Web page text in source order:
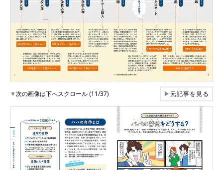
▼次の画像は下へスクロール (11/37) ▶元記事を見る